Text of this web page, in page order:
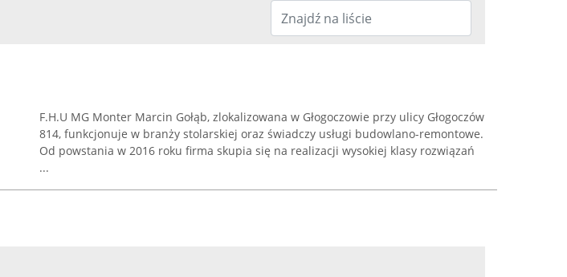
F.H.U MG Monter Marcin Gołąb, zlokalizowana w Głogoczowie przy ulicy Głogoczów
814, funkcjonuje w branży stolarskiej oraz świadczy usługi budowlano-remontowe.
Od powstania w 2016 roku firma skupia się na realizacji wysokiej klasy rozwiązań
...